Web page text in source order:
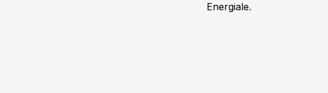
Energiale.